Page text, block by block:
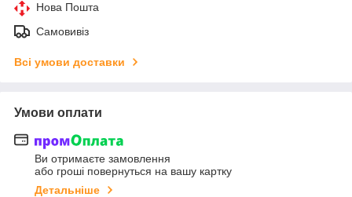
Нова Пошта
Самовивіз
Всі умови доставки
Умови оплати
Ви отримаєте замовлення
або гроші повернуться на вашу картку
Детальніше